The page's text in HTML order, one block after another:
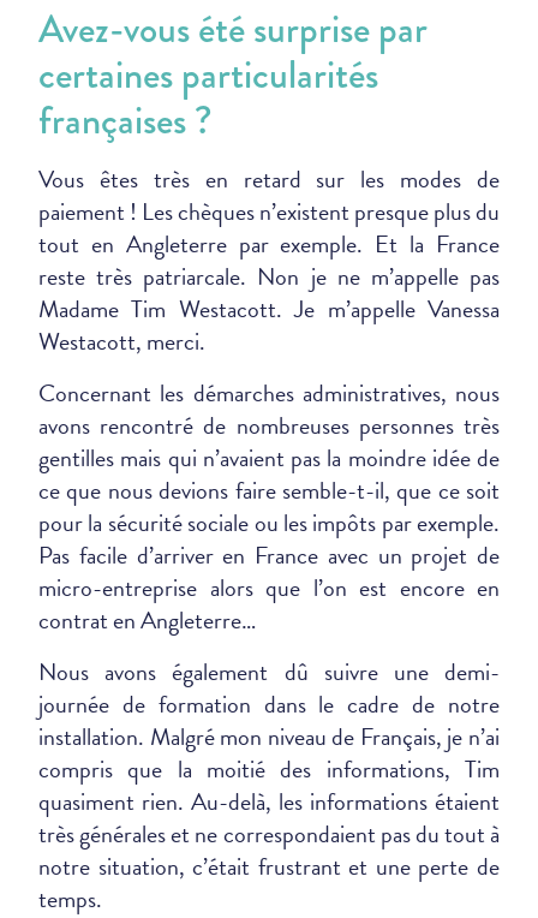
Avez-vous été surprise par
certaines particularités
françaises ?
Vous êtes très en retard sur les modes de
paiement ! Les chèques n’existent presque plus du
tout en Angleterre par exemple. Et la France
reste très patriarcale. Non je ne m’appelle pas
Madame Tim Westacott. Je m’appelle Vanessa
Westacott, merci.
Concernant les démarches administratives, nous
avons rencontré de nombreuses personnes très
gentilles mais qui n’avaient pas la moindre idée de
ce que nous devions faire semble-t-il, que ce soit
pour la sécurité sociale ou les impôts par exemple.
Pas facile d’arriver en France avec un projet de
micro-entreprise alors que l’on est encore en
contrat en Angleterre…
Nous avons également dû suivre une demi-
journée de formation dans le cadre de notre
installation. Malgré mon niveau de Français, je n’ai
compris que la moitié des informations, Tim
quasiment rien. Au-delà, les informations étaient
très générales et ne correspondaient pas du tout à
notre situation, c’était frustrant et une perte de
temps.